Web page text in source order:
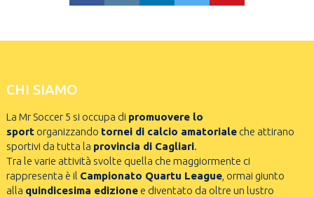
CHI SIAMO
La Mr Soccer 5 si occupa di promuovere lo
sportorganizzando tornei di calcio amatorialeche attirano
sportivi da tutta la provincia di Cagliari.
Tra le varie attività svolte quella che maggiormente ci
rappresenta è il Campionato Quartu League, ormai giunto
alla quindicesima edizionee diventato da oltre un lustro